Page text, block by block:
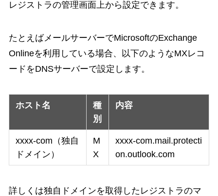
レジストラの管理画面上から設定できます。
たとえばメールサーバーでMicrosoftのExchange
Onlineを利用している場合、以下のようなMXレコ
ードをDNSサーバーで設定します。
ホスト名
種
別
内容
xxxx-com（独自
ドメイン）
M
X
xxxx-com.mail.protecti
on.outlook.com
詳しくは独自ドメインを取得したレジストラのマ